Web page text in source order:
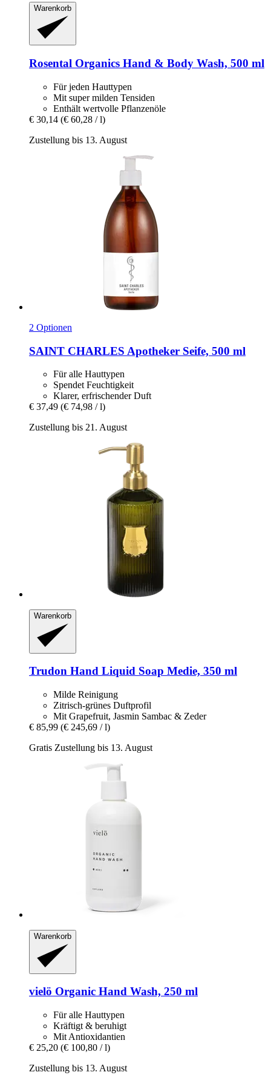
Warenkorb
Rosental Organics Hand & Body Wash, 500 ml
Für jeden Hauttypen
Mit super milden Tensiden
Enthält wertvolle Pflanzenöle
€ 30,14 (€ 60,28 / l)
Zustellung bis 13. August
2 Optionen
SAINT CHARLES Apotheker Seife, 500 ml
Für alle Hauttypen
Spendet Feuchtigkeit
Klarer, erfrischender Duft
€ 37,49 (€ 74,98 / l)
Zustellung bis 21. August
Warenkorb
Trudon Hand Liquid Soap Medie, 350 ml
Milde Reinigung
Zitrisch-grünes Duftprofil
Mit Grapefruit, Jasmin Sambac & Zeder
€ 85,99 (€ 245,69 / l)
Gratis Zustellung bis 13. August
Warenkorb
vielö Organic Hand Wash, 250 ml
Für alle Hauttypen
Kräftigt & beruhigt
Mit Antioxidantien
€ 25,20 (€ 100,80 / l)
Zustellung bis 13. August